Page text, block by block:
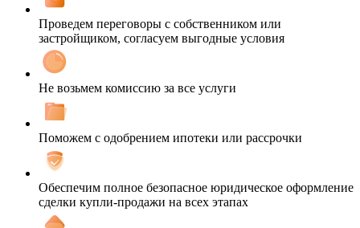
Проведем переговоры с собственником или
застройщиком, согласуем выгодные условия
Не возьмем комиссию за все услуги
Поможем с одобрением ипотеки или рассрочки
Обеспечим полное безопасное юридическое оформление
сделки купли-продажи на всех этапах